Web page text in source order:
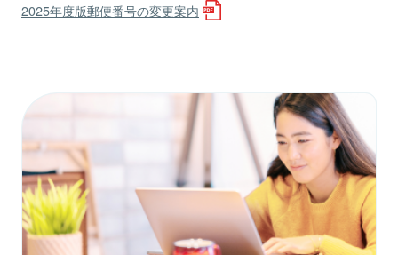
2025年度版郵便番号の変更案内